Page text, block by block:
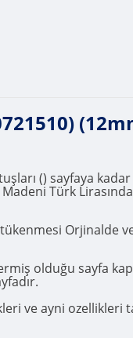
() sayfaya
Madeni Türk
tükenmesi
olduğu sayfa
ve ayni ozellikleri